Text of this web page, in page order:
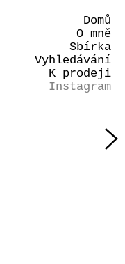
Domů
O mně
Sbírka
Vyhledávání
K prodeji
Instagram